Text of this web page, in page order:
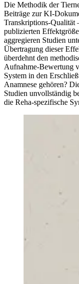
Die Methodik der
Beiträge zur KI-
Transkriptions-Qualität
publizierten
aggregieren Studien
Übertragung dieser
überdehnt den
Aufnahme-Bewertung
System in den
Anamnese gehören?
Studien unvollständig
die Reha-spezifische